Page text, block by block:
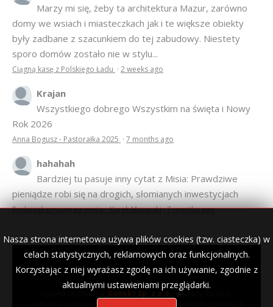
Marzy mi się, żeby ta architektura Mazur, zarówno
domy we wsiach i miasteczkach jak i te większe obiekty
były zadbane z szacunkiem do tej zabudowy. Niestety
sporo domów zostało nie w stylu...
Ciągną kasę z Polskiego Ładu · 2 weeks ago
Krajan
Wszystkiego dobrego Wszystkim na święta i Nowy
Rok 2026
Anna Bogusz - Pastorałka 2025 · 7 months ago
hahahah
Bardziej tu pasuje inny cytat z Misia: Prawdziwe
pieniądze robi się na drogich, słomianych inwestycjach
Podpisali umowę na wieżę - Kurek Mazurski·7 months ago
Nasza strona internetowa używa plików cookies (tzw. ciasteczka) w
celach statystycznych, reklamowych oraz funkcjonalnych.
Korzystając z niej wyrażasz zgodę na ich używanie, zgodnie z
aktualnymi ustawieniami przeglądarki.
© 2007–2018 Kurek Mazurski — archiwalne wydania lokalnej
gazety.
Opieka techniczna: Konekt Sp. z o.o.
- kasy fiskalne,